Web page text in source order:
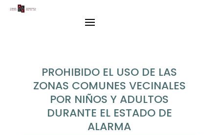
PROHIBIDO EL USO DE LAS
ZONAS COMUNES VECINALES
POR NIÑOS Y ADULTOS
DURANTE EL ESTADO DE
ALARMA